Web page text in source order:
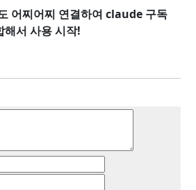
어찌어찌 연결하여 claude 구독
해서 사용 시작!